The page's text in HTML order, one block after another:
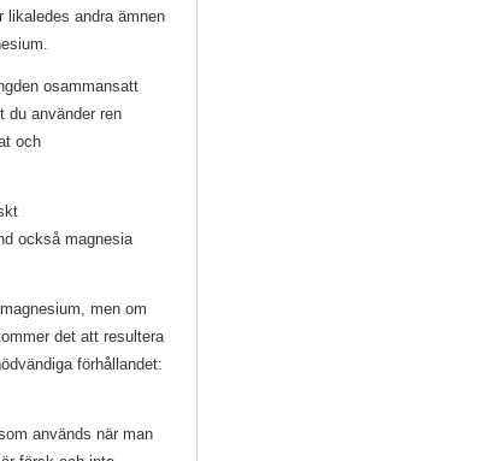
likaledes andra ämnen
osammansatt
du använder ren
och
också magnesia
men om
det att resultera
förhållandet:
används när man